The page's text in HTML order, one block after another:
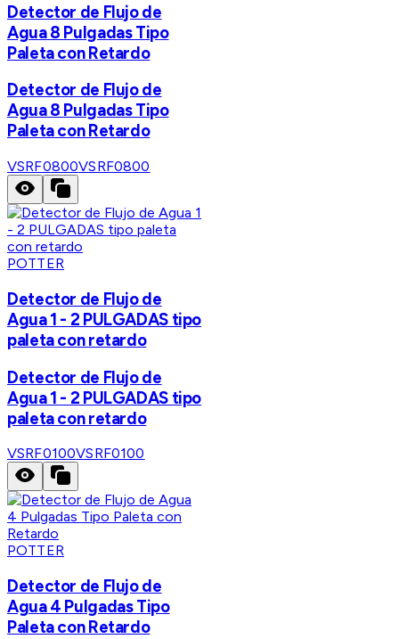
Detector de Flujo de
Agua 8 Pulgadas Tipo
Paleta con Retardo
Detector de Flujo de
Agua 8 Pulgadas Tipo
Paleta con Retardo
VSRF0800VSRF0800
POTTER
Detector de Flujo de
Agua 1 - 2 PULGADAS tipo
paleta con retardo
Detector de Flujo de
Agua 1 - 2 PULGADAS tipo
paleta con retardo
VSRF0100VSRF0100
POTTER
Detector de Flujo de
Agua 4 Pulgadas Tipo
Paleta con Retardo